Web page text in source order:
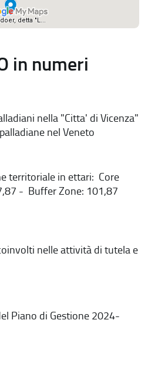
in numeri
nella "Citta' di Vicenza"
nel Veneto
territoriale in ettari: Core
- Buffer Zone: 101,87
nelle attività di tutela e
Piano di Gestione 2024-